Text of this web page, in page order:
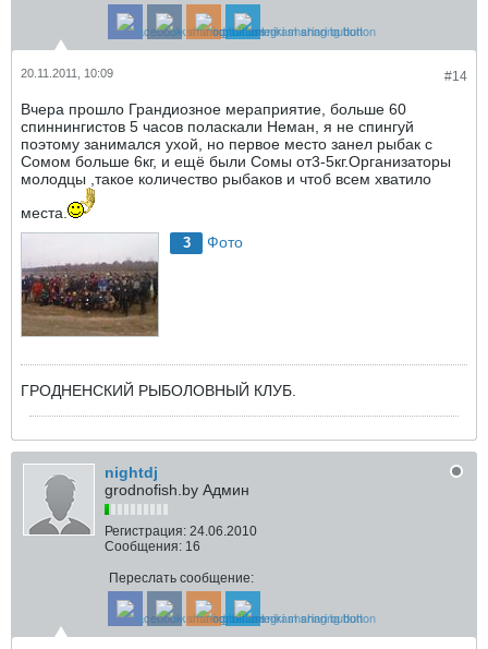
#14
20.11.2011, 10:09
Вчера прошло Грандиозное мераприятие, больше 60
спиннингистов 5 часов поласкали Неман, я не спингуй
поэтому занимался ухой, но первое место занел рыбак с
Сомом больше 6кг, и ещё были Сомы от3-5кг.Организаторы
молодцы ,такое количество рыбаков и чтоб всем хватило
места.
3 Фото
ГРОДНЕНСКИЙ РЫБОЛОВНЫЙ КЛУБ.
nightdj
grodnofish.by Админ
Регистрация: 24.06.2010
Сообщения: 16
Переслать сообщение: